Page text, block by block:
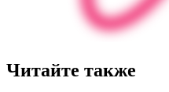
Читайте также